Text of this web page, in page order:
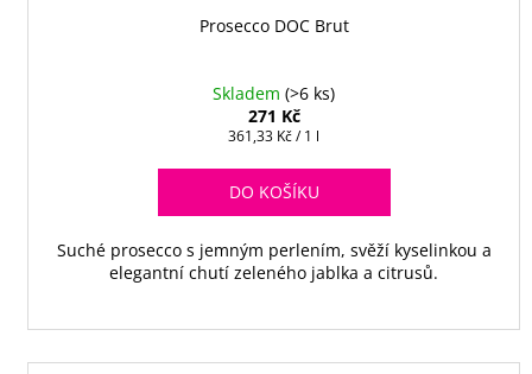
Prosecco DOC Brut
Skladem(>6 ks)
271 Kč
Měrná
361,33 Kč / 1 l
DO KOŠÍKU
Suché prosecco s jemným perlením, svěží kyselinkou a
elegantní chutí zeleného jablka a citrusů.